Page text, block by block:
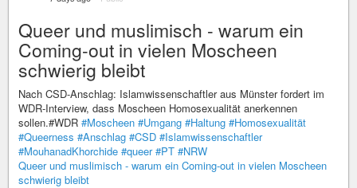
Queer und muslimisch - warum ein
Coming-out in vielen Moscheen
schwierig bleibt
Nach CSD-Anschlag: Islamwissenschaftler aus Münster fordert im
WDR-Interview, dass Moscheen Homosexualität anerkennen
sollen.#WDR #Moscheen #Umgang #Haltung #Homosexualität
#Queerness #Anschlag #CSD #Islamwissenschaftler
#MouhanadKhorchide #queer #PT #NRW
Queer und muslimisch - warum ein Coming-out in vielen Moscheen
schwierig bleibt